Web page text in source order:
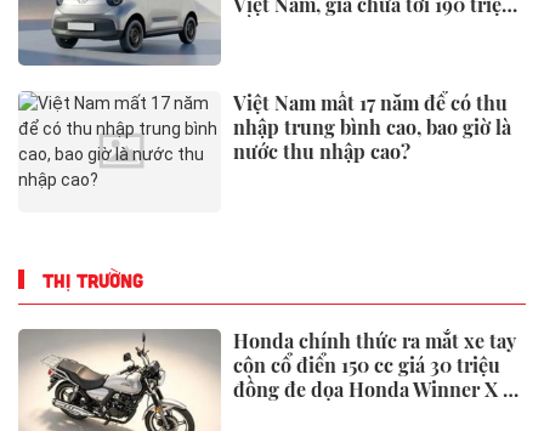
Việt Nam mất 17 năm để có thu
nhập trung bình cao, bao giờ là
nước thu nhập cao?
THỊ TRƯỜNG
Honda chính thức ra mắt xe tay
côn cổ điển 150 cc giá 30 triệu
đồng đe dọa Honda Winner X và